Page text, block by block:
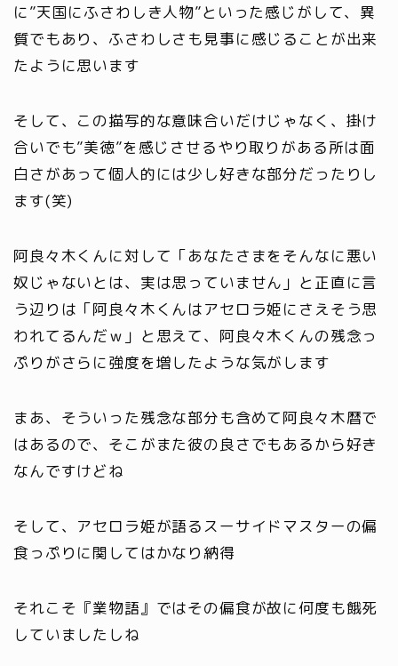
に”天国にふさわしき人物”といった感じがして、異
質でもあり、ふさわしさも見事に感じることが出来
たように思います
そして、この描写的な意味合いだけじゃなく、掛け
合いでも”美徳”を感じさせるやり取りがある所は面
白さがあって個人的には少し好きな部分だったりし
ます(笑)
阿良々木くんに対して「あなたさまをそんなに悪い
奴じゃないとは、実は思っていません」と正直に言
う辺りは「阿良々木くんはアセロラ姫にさえそう思
われてるんだｗ」と思えて、阿良々木くんの残念っ
ぷりがさらに強度を増したような気がします
まあ、そういった残念な部分も含めて阿良々木暦で
はあるので、そこがまた彼の良さでもあるから好き
なんですけどね
そして、アセロラ姫が語るスーサイドマスターの偏
食っぷりに関してはかなり納得
それこそ『業物語』ではその偏食が故に何度も餓死
していましたしね